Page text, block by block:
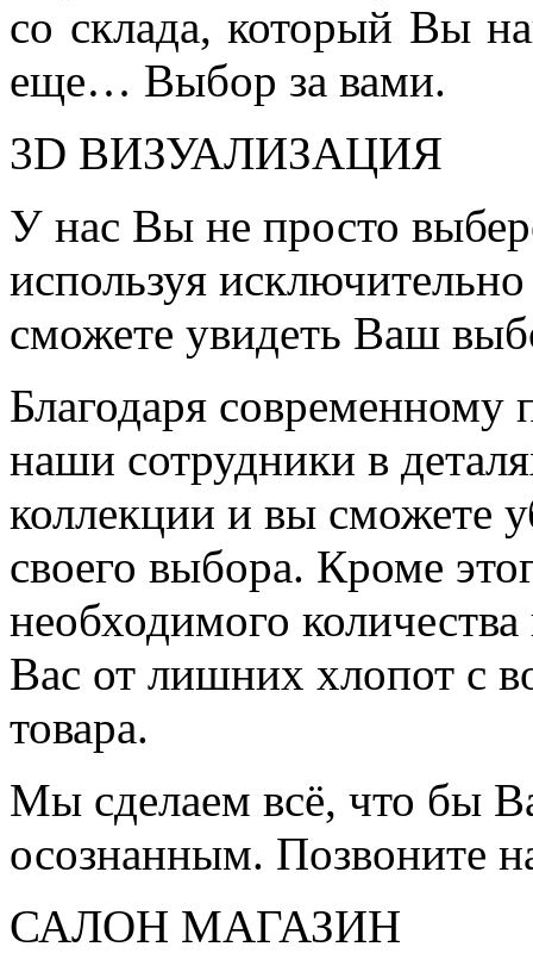
со склада, который Вы
еще… Выбор за вами.
3D ВИЗУАЛИЗАЦИЯ
У нас Вы не просто
используя
сможете увидеть Ваш
Благодаря
наши сотрудники в
коллекции и вы сможете
своего выбора. Кроме
необходимого
Вас от лишних хлопот с
товара.
Мы сделаем всё, что бы
осознанным. Позвоните
САЛОН МАГАЗИН